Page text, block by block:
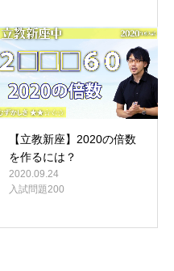
【立教新座】2020の倍数
を作るには？
2020.09.24
入試問題200